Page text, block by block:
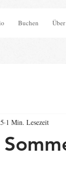
Buchen
1 Min. Lesezeit